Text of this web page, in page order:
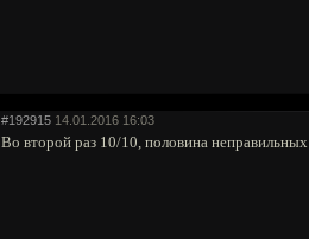
#192915 14.01.2016 16:03
Во второй раз 10/10, половина